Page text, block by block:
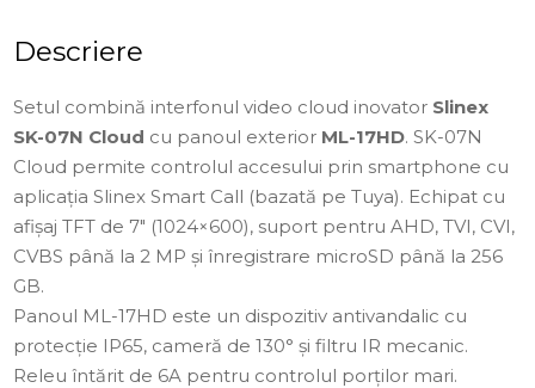
Descriere
Setul combină interfonul video cloud inovator Slinex
SK-07N Cloud cu panoul exterior ML-17HD. SK-07N
Cloud permite controlul accesului prin smartphone cu
aplicația Slinex Smart Call (bazată pe Tuya). Echipat cu
afișaj TFT de 7" (1024×600), suport pentru AHD, TVI, CVI,
CVBS până la 2 MP și înregistrare microSD până la 256
GB.
Panoul ML-17HD este un dispozitiv antivandalic cu
protecție IP65, cameră de 130° și filtru IR mecanic.
Releu întărit de 6A pentru controlul porților mari.